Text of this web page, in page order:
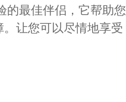
的最佳伴侣，它帮助您
让您可以尽情地享受